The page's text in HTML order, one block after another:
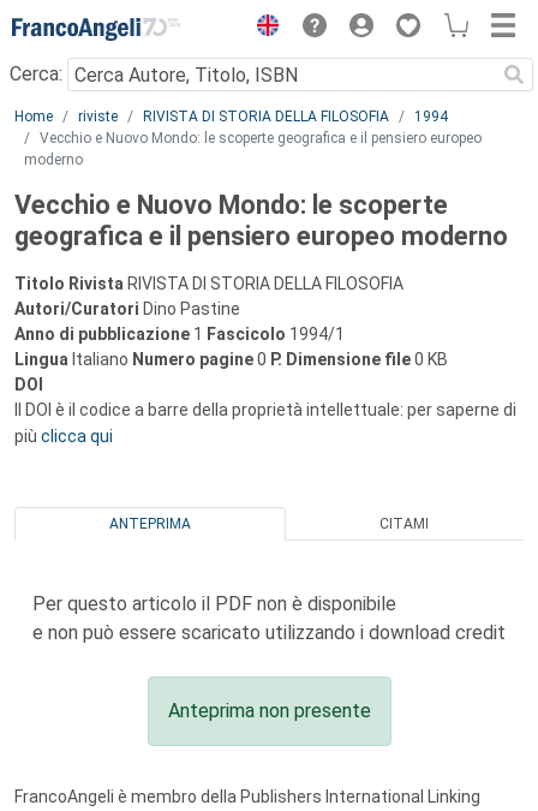
Menu
Cerca:
Main content
Home riviste RIVISTA DI STORIA DELLA FILOSOFIA
1994
Vecchio e Nuovo Mondo: le scoperte geografica e il pensiero europeo
moderno
Vecchio e Nuovo Mondo: le scoperte
geografica e il pensiero europeo moderno
Titolo Rivista RIVISTA DI STORIA DELLA FILOSOFIA
Autori/Curatori Dino Pastine
Anno di pubblicazione 1 Fascicolo 1994/1
Lingua Italiano Numero pagine0 P. Dimensione file0 KB
DOI
Il DOI è il codice a barre della proprietà intellettuale: per saperne di
più clicca qui
ANTEPRIMA CITAMI
Per questo articolo il PDF non è disponibile
e non può essere scaricato utilizzando i download credit
Anteprima non presente
FrancoAngeli è membro della Publishers International Linking